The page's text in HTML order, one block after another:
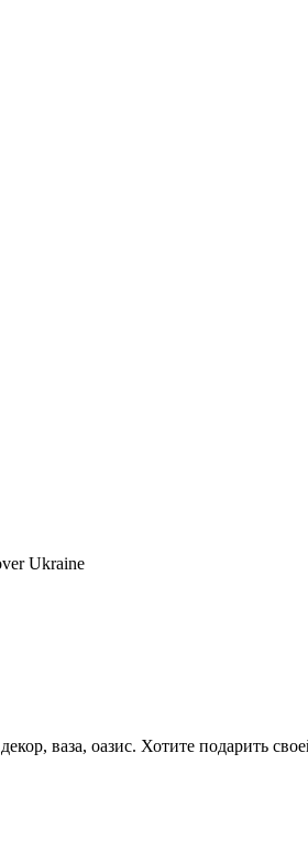
ваза, оазис. Хотите подарить